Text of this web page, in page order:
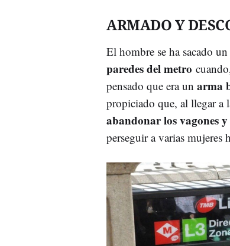
ARMADO Y
El hombre se ha sacado
paredes del metro
pensado que era un arma
propiciado que, al llegar a
abandonar los vagones y
perseguir a varias mujeres